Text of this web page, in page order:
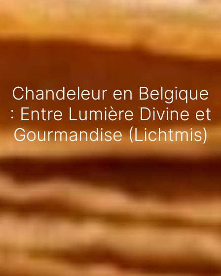
Chandeleur en Belgique
: Entre Lumière Divine et
Gourmandise (Lichtmis)